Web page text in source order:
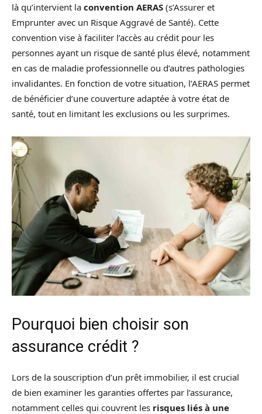
là qu’intervient la convention AERAS (s’Assurer et
Emprunter avec un Risque Aggravé de Santé). Cette
convention vise à faciliter l’accès au crédit pour les
personnes ayant un risque de santé plus élevé, notamment
en cas de maladie professionnelle ou d’autres pathologies
invalidantes. En fonction de votre situation, l’AERAS permet
de bénéficier d’une couverture adaptée à votre état de
santé, tout en limitant les exclusions ou les surprimes.
Pourquoi bien choisir son
assurance crédit ?
Lors de la souscription d’un prêt immobilier, il est crucial
de bien examiner les garanties offertes par l’assurance,
notamment celles qui couvrent les risques liés à une